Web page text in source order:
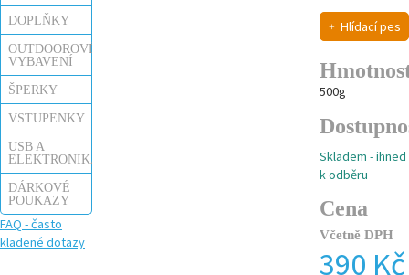
DOPLŇKY
OUTDOOROVÉ
VYBAVENÍ
ŠPERKY
VSTUPENKY
USB A
ELEKTRONIKA
DÁRKOVÉ
POUKAZY
FAQ - často
kladené dotazy
Hlídací pes
500g
Skladem - ihned
k odběru
Cena
Včetně DPH
390 Kč